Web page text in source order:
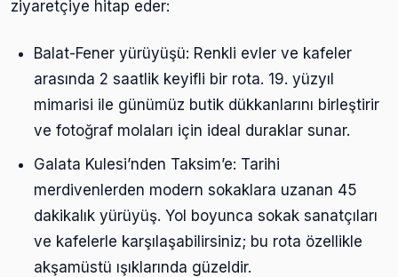
ziyaretçiye hitap eder:
Balat-Fener yürüyüşü: Renkli evler ve kafeler
arasında 2 saatlik keyifli bir rota. 19. yüzyıl
mimarisi ile günümüz butik dükkanlarını birleştirir
ve fotoğraf molaları için ideal duraklar sunar.
Galata Kulesi’nden Taksim’e: Tarihi
merdivenlerden modern sokaklara uzanan 45
dakikalık yürüyüş. Yol boyunca sokak sanatçıları
ve kafelerle karşılaşabilirsiniz; bu rota özellikle
akşamüstü ışıklarında güzeldir.